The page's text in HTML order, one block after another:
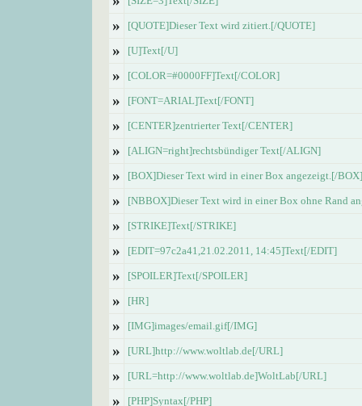
» [QUOTE]Dieser Text wird zitiert.[/QUOTE]
» [U]Text[/U]
» [COLOR=#0000FF]Text[/COLOR]
» [FONT=ARIAL]Text[/FONT]
» [CENTER]zentrierter Text[/CENTER]
» [ALIGN=right]rechtsbündiger Text[/ALIGN]
» [BOX]Dieser Text wird in einer Box angezeigt.[/BOX]
» [NBBOX]Dieser Text wird in einer Box ohne Rand
» [STRIKE]Text[/STRIKE]
» [EDIT=97c2a41,21.02.2011, 14:45]Text[/EDIT]
» [SPOILER]Text[/SPOILER]
» [HR]
» [IMG]images/email.gif[/IMG]
» [URL]http://www.woltlab.de[/URL]
» [URL=http://www.woltlab.de]WoltLab[/URL]
» [PHP]Syntax[/PHP]